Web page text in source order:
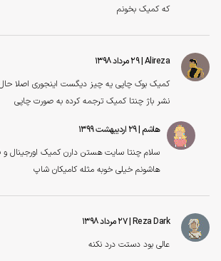
که کمیک بخونم
Alireza | ۲۹ مرداد ۱۳۹۸
کمیک بوک چاپی یه چیز دیگست اینجوری اصلا
نشر باژ چنتا کمیک ترجمه کرده به صورت چاپی
هاشم | ۲۹ اردیبهشت ۱۳۹۹
سلام چنتا سایت هستن دارن کمیک اورجینال
هاشونم خیلی خوبه مثله کامیکان شاپ
Reza Dark | ۲۷ مرداد ۱۳۹۸
عالی بود دستت درد نکنه